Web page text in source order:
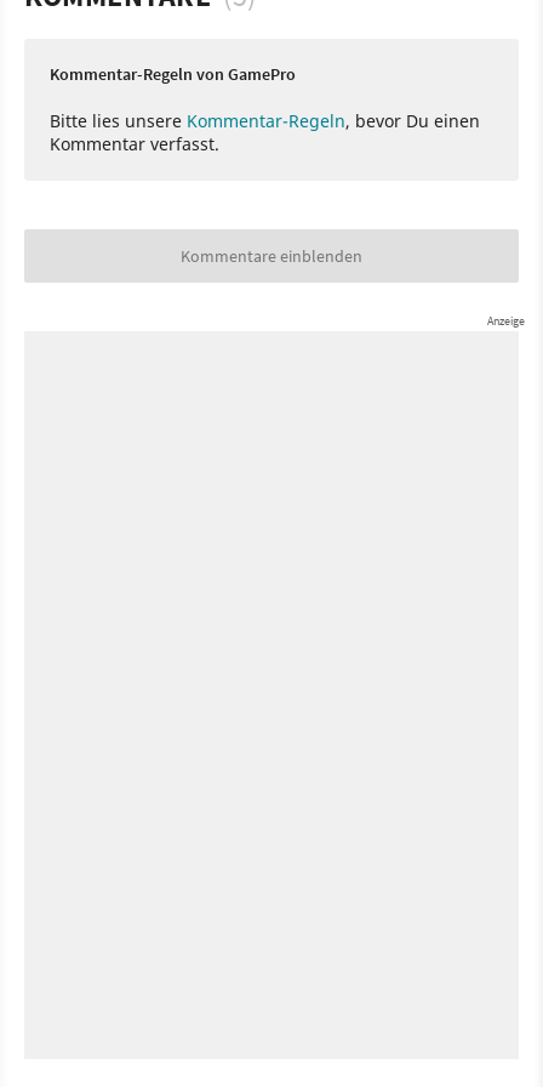
Kommentar-Regeln von GamePro
Bitte lies unsere Kommentar-Regeln, bevor Du einen
Kommentar verfasst.
Kommentare einblenden